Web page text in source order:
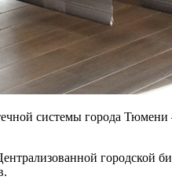
системы города
городской